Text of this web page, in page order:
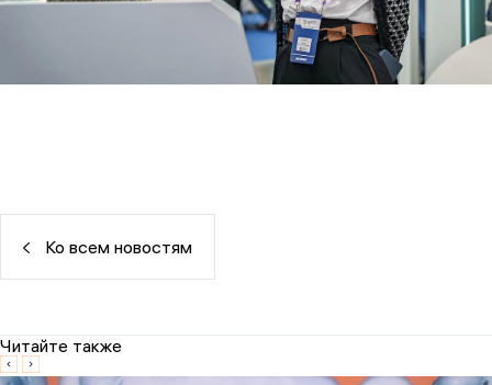
Ко всем новостям
Читайте также